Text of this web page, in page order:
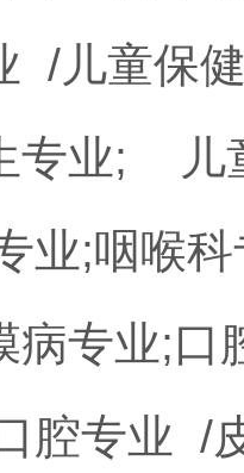
/儿童保
专业; 儿
业;咽喉
病专业;口
腔专业 /